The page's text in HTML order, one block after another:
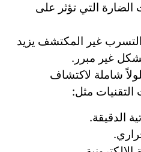
الضارة التي تؤثر على
غير المكتشف يزيد
غير مبرر.
شاملة لاكتشاف
مثل:
الدقيقة.